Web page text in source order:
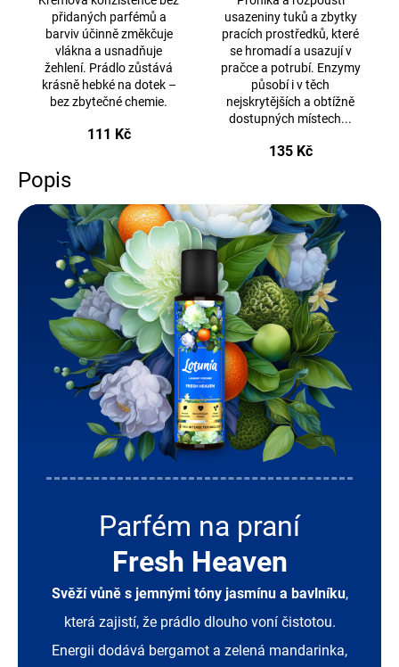
přidaných parfémů a
barviv účinně změkčuje
vlákna a usnadňuje
žehlení. Prádlo zůstává
krásně hebké na dotek –
bez zbytečné chemie.
111 Kč
usazeniny tuků a zbytky
pracích prostředků, které
se hromadí a usazují v
pračce a potrubí. Enzymy
působí i v těch
nejskrytějších a obtížně
dostupných místech...
135 Kč
Popis
Parfém na praní
Fresh Heaven
Svěží vůně s jemnými tóny jasmínu a bavlníku,
která zajistí, že prádlo dlouho voní čistotou.
Energii dodává bergamot a zelená mandarinka,